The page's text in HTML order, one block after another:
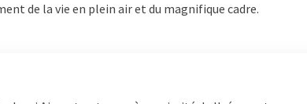
de la vie en plein air et du magnifique cadre.